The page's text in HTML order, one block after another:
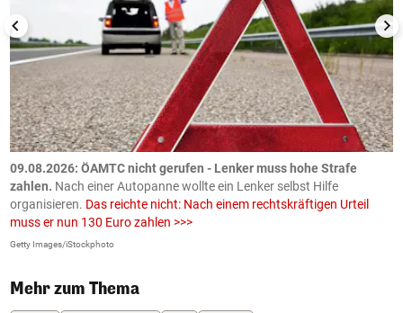
09.08.2026: ÖAMTC nicht gerufen - Lenker muss hohe Strafe
zahlen. Nach einer Autopanne wollte ein Lenker selbst Hilfe
organisieren. Das reichte nicht: Nach einem rechtskräftigen Urteil
muss er nun 130 Euro zahlen >>>
Getty Images/iStockphoto
Mehr zum Thema